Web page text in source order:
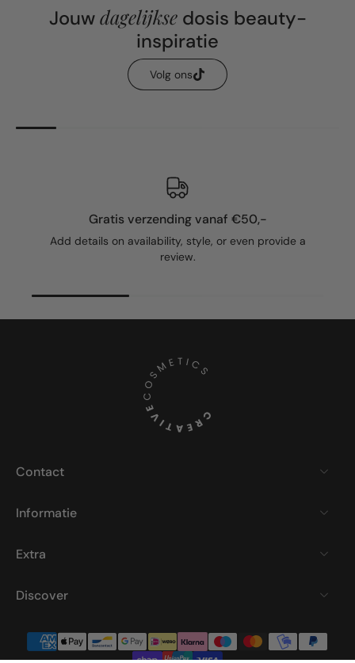
Jouwdagelijksedosis beauty-
inspiratie
Volg ons
Gratis verzending vanaf €50,-
Add details on availability, style, or even provide a
review.
Contact
Informatie
Extra
Discover